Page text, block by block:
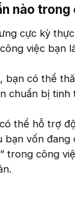
nào
cực kỳ
việc bạn
có thể
chuẩn bị tinh
thể hỗ trợ
vốn đang
trong công